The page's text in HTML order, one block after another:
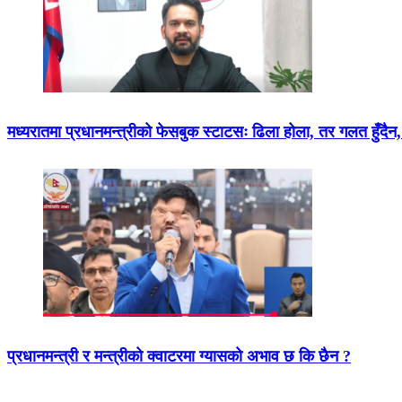
मध्यरातमा प्रधानमन्त्रीको फेसबुक स्टाटसः ढिला होला, तर गलत
प्रधानमन्त्री र मन्त्रीको क्वाटरमा ग्यासको अभाव छ कि छैन ?